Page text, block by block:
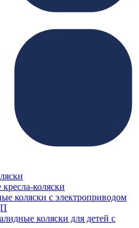
коляски
коляски с электроприводом
коляски для детей с